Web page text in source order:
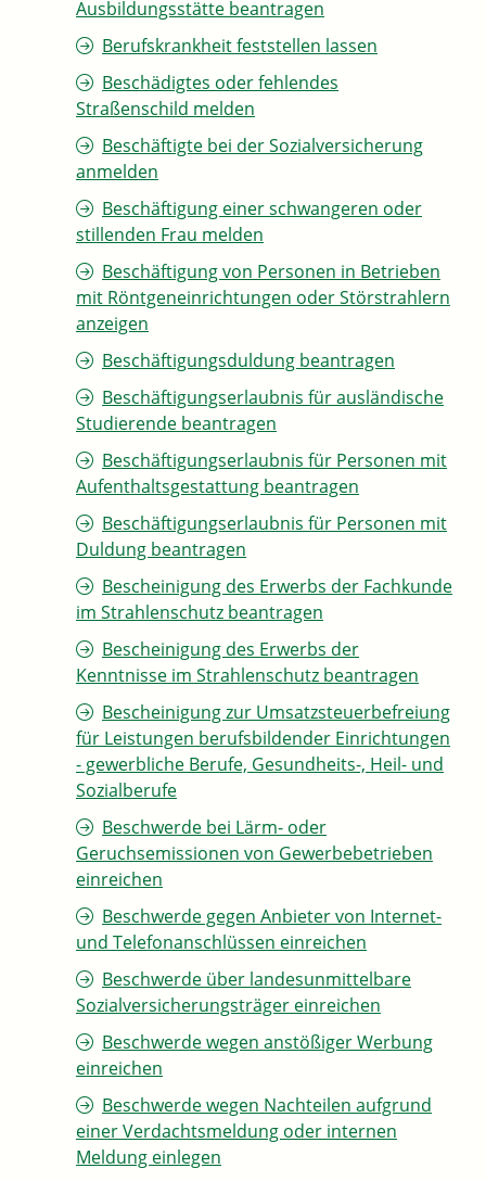
Ausbildungsstätte beantragen
Berufskrankheit feststellen lassen
Beschädigtes oder fehlendes
Straßenschild melden
Beschäftigte bei der Sozialversicherung
anmelden
Beschäftigung einer schwangeren oder
stillenden Frau melden
Beschäftigung von Personen in Betrieben
mit Röntgeneinrichtungen oder Störstrahlern
anzeigen
Beschäftigungsduldung beantragen
Beschäftigungserlaubnis für ausländische
Studierende beantragen
Beschäftigungserlaubnis für Personen mit
Aufenthaltsgestattung beantragen
Beschäftigungserlaubnis für Personen mit
Duldung beantragen
Bescheinigung des Erwerbs der Fachkunde
im Strahlenschutz beantragen
Bescheinigung des Erwerbs der
Kenntnisse im Strahlenschutz beantragen
Bescheinigung zur Umsatzsteuerbefreiung
für Leistungen berufsbildender Einrichtungen
- gewerbliche Berufe, Gesundheits-, Heil- und
Sozialberufe
Beschwerde bei Lärm- oder
Geruchsemissionen von Gewerbebetrieben
einreichen
Beschwerde gegen Anbieter von Internet-
und Telefonanschlüssen einreichen
Beschwerde über landesunmittelbare
Sozialversicherungsträger einreichen
Beschwerde wegen anstößiger Werbung
einreichen
Beschwerde wegen Nachteilen aufgrund
einer Verdachtsmeldung oder internen
Meldung einlegen